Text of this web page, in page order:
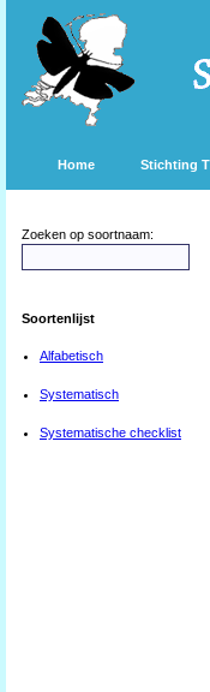
Home Stichting
Zoeken op soortnaam:
Soortenlijst
Alfabetisch
Systematisch
Systematische checklist